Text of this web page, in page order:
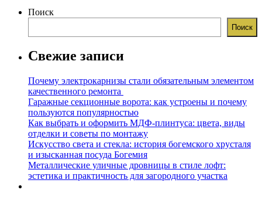
Поиск
Поиск
Свежие записи
Почему электрокарнизы стали обязательным элементом
качественного ремонта
Гаражные секционные ворота: как устроены и почему
пользуются популярностью
Как выбрать и оформить МДФ-плинтуса: цвета, виды
отделки и советы по монтажу
Искусство света и стекла: история богемского хрусталя
и изысканная посуда Богемия
Металлические уличные дровницы в стиле лофт:
эстетика и практичность для загородного участка